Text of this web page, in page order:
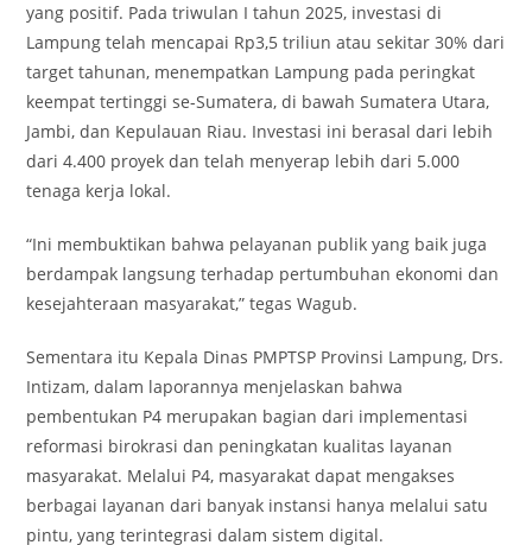
yang positif. Pada triwulan I tahun 2025, investasi di
Lampung telah mencapai Rp3,5 triliun atau sekitar 30% dari
target tahunan, menempatkan Lampung pada peringkat
keempat tertinggi se-Sumatera, di bawah Sumatera Utara,
Jambi, dan Kepulauan Riau. Investasi ini berasal dari lebih
dari 4.400 proyek dan telah menyerap lebih dari 5.000
tenaga kerja lokal.
“Ini membuktikan bahwa pelayanan publik yang baik juga
berdampak langsung terhadap pertumbuhan ekonomi dan
kesejahteraan masyarakat,” tegas Wagub.
Sementara itu Kepala Dinas PMPTSP Provinsi Lampung, Drs.
Intizam, dalam laporannya menjelaskan bahwa
pembentukan P4 merupakan bagian dari implementasi
reformasi birokrasi dan peningkatan kualitas layanan
masyarakat. Melalui P4, masyarakat dapat mengakses
berbagai layanan dari banyak instansi hanya melalui satu
pintu, yang terintegrasi dalam sistem digital.